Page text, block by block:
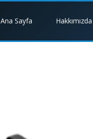
Ana Sayfa Hakkımızda